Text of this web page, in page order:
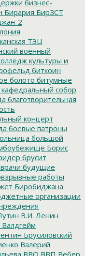
бизнес-
Бирария БирЗСТ
2
ТЭЦ
военный
культуры и
биткоин
болото битумные
собор
благотворительная
концерт
боевые патроны
большой
Борис
брусит
будущие
работы
Биробиджана
организации
В.И. Ленин
Валдгейм
Брусиловский
Валерий
ВВО ВВП Вебер